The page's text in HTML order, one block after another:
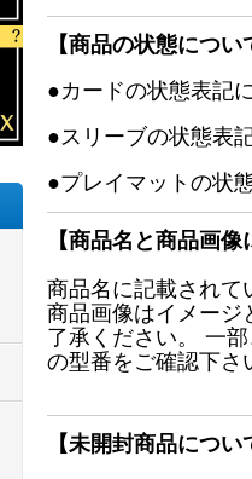
【商品の状態につい
●カードの状態表記
●スリーブの状態表
●プレイマットの状
【商品名と商品画像
商品名に記載されて
商品画像はイメージ
了承ください。 一
の型番をご確認下さ
【未開封商品につ